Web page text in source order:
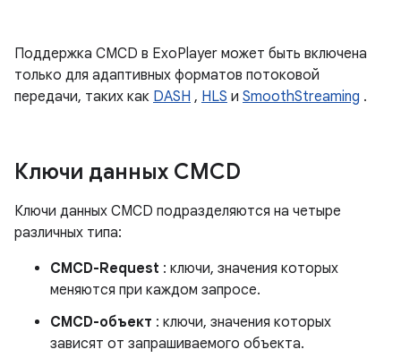
Поддержка CMCD в ExoPlayer может быть включена
только для адаптивных форматов потоковой
передачи, таких как DASH , HLS и SmoothStreaming .
Ключи данных CMCD
Ключи данных CMCD подразделяются на четыре
различных типа:
CMCD-Request : ключи, значения которых
меняются при каждом запросе.
CMCD-объект : ключи, значения которых
зависят от запрашиваемого объекта.